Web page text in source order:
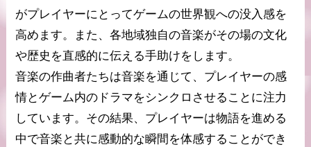
がプレイヤーにとってゲームの世界観への没入感を
高めます。また、各地域独自の音楽がその場の文化
や歴史を直感的に伝える手助けをします。
音楽の作曲者たちは音楽を通じて、プレイヤーの感
情とゲーム内のドラマをシンクロさせることに注力
しています。その結果、プレイヤーは物語を進める
中で音楽と共に感動的な瞬間を体感することができ